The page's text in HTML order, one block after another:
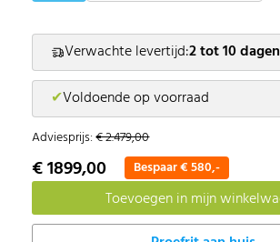
Verwachte levertijd:2 tot 10 dagen
✔Voldoende op voorraad
Adviesprijs:€ 2.479,00
€ 1899,00 Bespaar € 580,-